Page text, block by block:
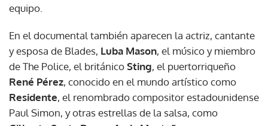
equipo.
En el documental también aparecen la actriz, cantante
y esposa de Blades, Luba Mason, el músico y miembro
de The Police, el británicoSting, el puertorriqueño
René Pérez, conocido en el mundo artístico como
Residente, el renombrado compositor estadounidense
Paul Simon, y otras estrellas de la salsa, como